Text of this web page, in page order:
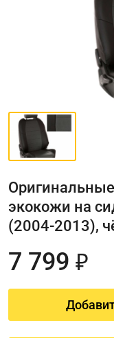
экокожи на
(2004-2013),
7 799 ₽